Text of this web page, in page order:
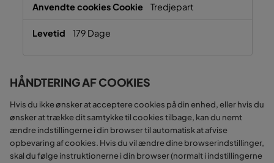
Tredjepart
179 Dage
HÅNDTERING AF COOKIES
Hvis du ikke ønsker at acceptere cookies på din enhed, eller hvis du
ønsker at trække dit samtykke til cookies tilbage, kan du nemt
ændre indstillingerne i din browser til automatisk at afvise
opbevaring af cookies. Hvis du vil ændre dine browserindstillinger,
skal du følge instruktionerne i din browser (normalt i indstillingerne